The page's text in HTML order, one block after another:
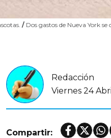
/ Dos gastos de Nueva York
Redacción
Viernes 24
Compartir: